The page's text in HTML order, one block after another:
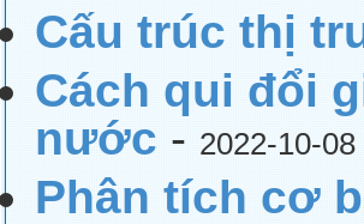
Cấu trúc thị
Cách qui đổi
nước - 2022-10-
Phân tích cơ